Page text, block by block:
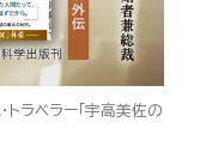
トラベラー「宇高美佐の